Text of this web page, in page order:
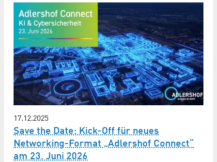
17.12.2025
Save the Date: Kick-Off für neues
Networking-Format „Adlershof Connect“
am 23. Juni 2026